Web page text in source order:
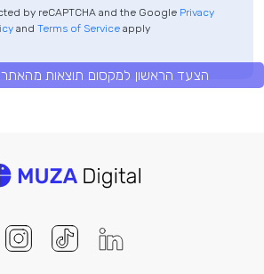
by reCAPTCHA and the Google Privacy
and Terms of Serviceapply.
הצעד הראשון למקסום תוצאות מהאתר